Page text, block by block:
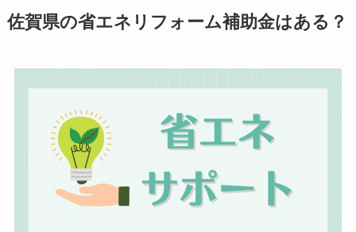
佐賀県の省エネリフォーム補助金はある？